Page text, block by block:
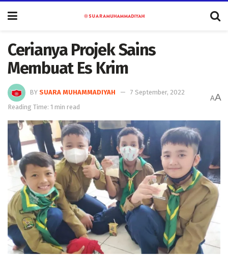
Cerianya Projek Sains
Membuat Es Krim
BY SUARA MUHAMMADIYAH
7 September, 2022
Reading Time: 1 min read
AA